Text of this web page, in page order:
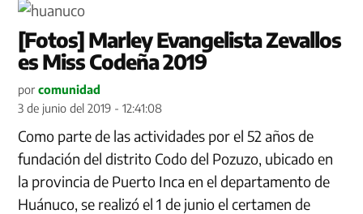
[Fotos] Marley Evangelista Zevallos
es Miss Codeña 2019
por comunidad
3 de junio del 2019 - 12:41:08
Como parte de las actividades por el 52 años de
fundación del distrito Codo del Pozuzo, ubicado en
la provincia de Puerto Inca en el departamento de
Huánuco, se realizó el 1 de junio el certamen de